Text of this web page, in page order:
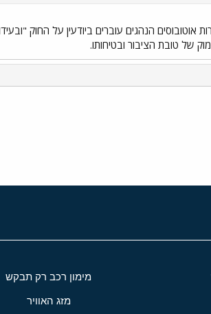
אתמול בפני פרקליטת מחוז חיפה, עו"ד לילי
הנהגים עוברים ביודעין על החוק
של טובת הציבור ובטיחותו.
מימון רכב רק תבקש
מזג האוויר